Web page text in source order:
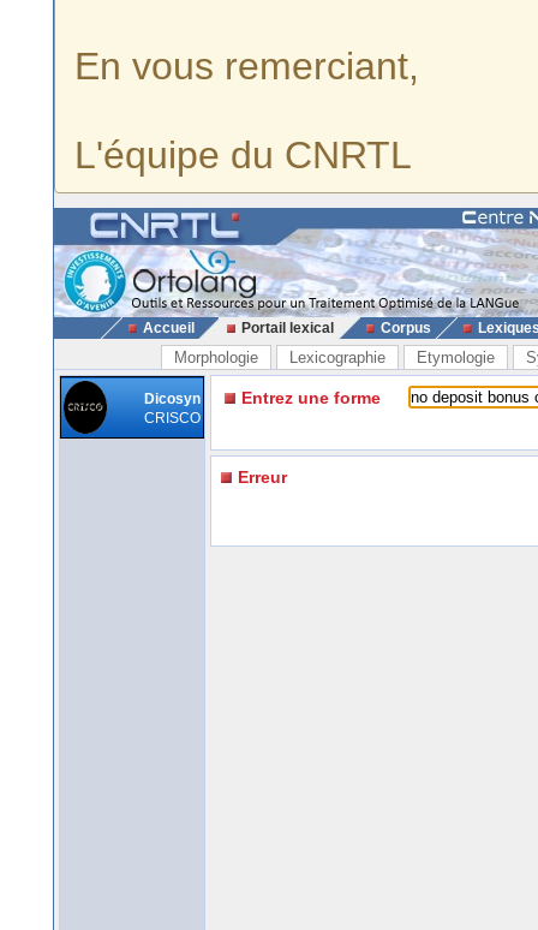
En vous remerciant,
L'équipe du CNRTL
Accueil Portail lexical Corpus
Morphologie Lexicographie Etymologie
Dicosyn
CRISCO
Entrez une forme
Erreur